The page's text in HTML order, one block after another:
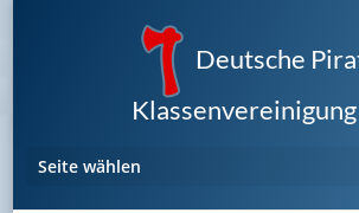
Deutsche
Klassenvereinigung
Seite wählen